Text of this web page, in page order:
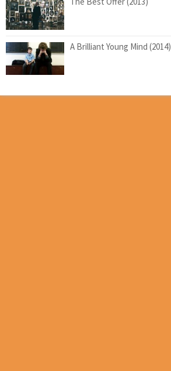
A Brilliant Young Mind (2014)